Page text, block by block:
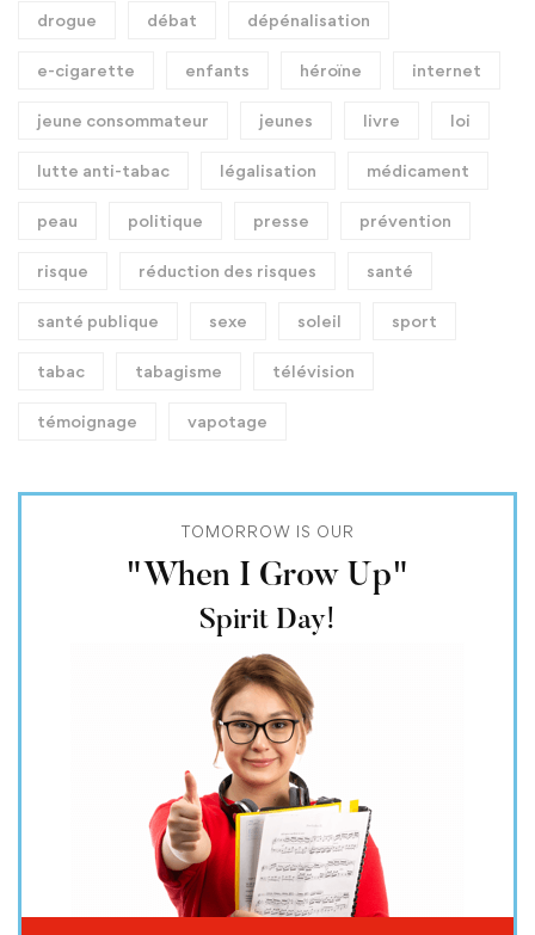
drogue débat dépénalisation
e-cigarette enfants héroïne internet
jeune consommateur jeunes livre loi
lutte anti-tabac légalisation médicament
peau politique presse prévention
risque réduction des risques santé
santé publique sexe soleil sport
tabac tabagisme télévision
témoignage vapotage
TOMORROW IS OUR
"When I Grow Up"
Spirit Day!